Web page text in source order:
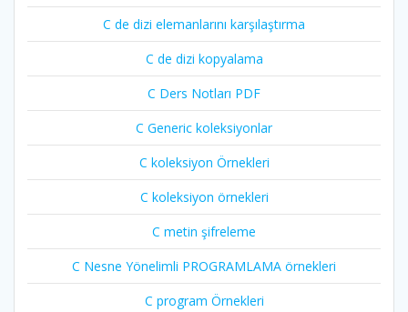
C de dizi elemanlarını karşılaştırma
C de dizi kopyalama
C Ders Notları PDF
C Generic koleksiyonlar
C koleksiyon Örnekleri
C koleksiyon örnekleri
C metin şifreleme
C Nesne Yönelimli PROGRAMLAMA örnekleri
C program Örnekleri